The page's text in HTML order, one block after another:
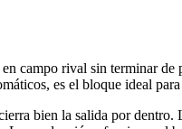
campo rival sin terminar
es el bloque ideal para
bien la salida por dentro.